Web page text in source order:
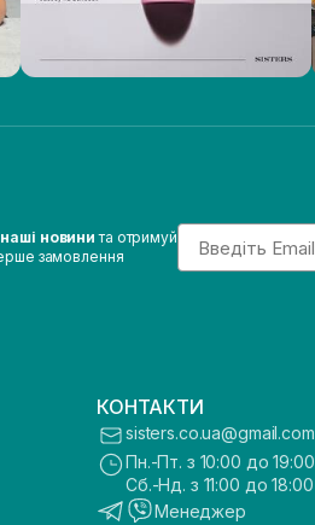
новини та отримуй
замовлення
Email
КОНТАКТИ
sisters.co.ua@gmail.com
Пн.-Пт. з 10:00 до 19:00
Сб.-Нд. з 11:00 до 18:00
Менеджер